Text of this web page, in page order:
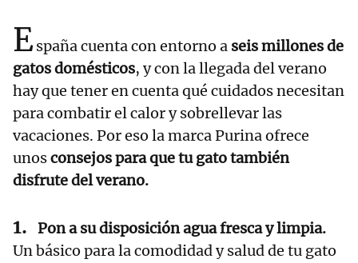
España cuenta con entorno a seis millones de
gatos domésticos, y con la llegada del verano
hay que tener en cuenta qué cuidados necesitan
para combatir el calor y sobrellevar las
vacaciones. Por eso la marca Purina ofrece
unosconsejos para que tu gato también
disfrute del verano.
Pon a su disposición agua fresca y limpia.
Un básico para la comodidad y salud de tu gato